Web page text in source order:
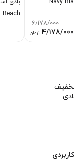
6/178/000
قیمت
4/178/000 تومانقیمت
Beach